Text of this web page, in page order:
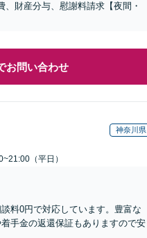
財産分与、慰謝料請求【夜間・
お問い合わせ
神奈川県
（平日）
料0円で対応しています。豊富な
手金の返還保証もありますので安